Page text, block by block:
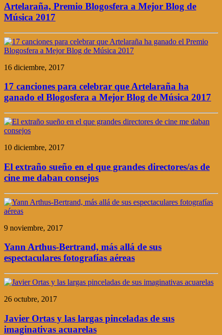
Artelaraña, Premio Blogosfera a Mejor Blog de
Música 2017
16 diciembre, 2017
17 canciones para celebrar que Artelaraña ha
ganado el Blogosfera a Mejor Blog de Música 2017
10 diciembre, 2017
El extraño sueño en el que grandes directores/as de
cine me daban consejos
9 noviembre, 2017
Yann Arthus-Bertrand, más allá de sus
espectaculares fotografías aéreas
26 octubre, 2017
Javier Ortas y las largas pinceladas de sus
imaginativas acuarelas